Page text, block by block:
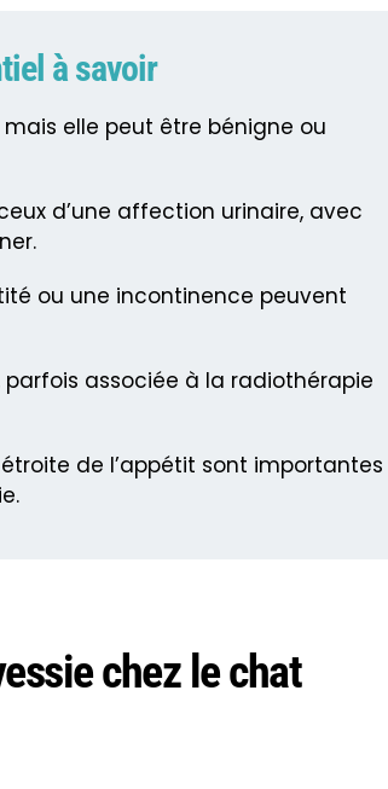
à savoir
elle peut être bénigne ou
d’une affection urinaire, avec
ou une incontinence peuvent
associée à la radiothérapie
de l’appétit sont importantes
chez le chat